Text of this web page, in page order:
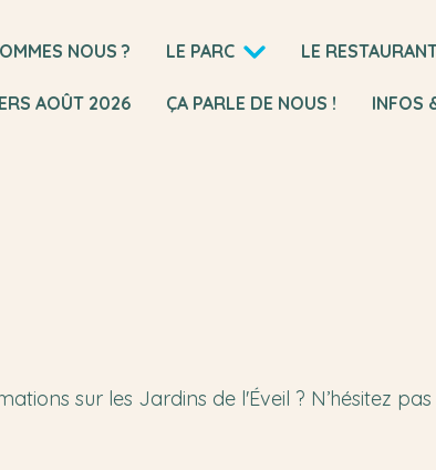
NOUS ? LE PARC LE
AOÛT 2026 ÇA PARLE DE NOUS ! INFOS
sur les Jardins de l'Éveil ? N’hésitez